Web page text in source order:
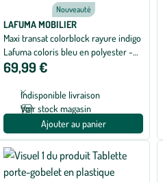
Nouveauté
LAFUMA MOBILIER
Maxi transat colorblock rayure indigo
Lafuma coloris bleu en polyester -
62 x83 x 91 cm
69,99 €
Indisponible livraison
Voir stock magasin
Ajouter au panier